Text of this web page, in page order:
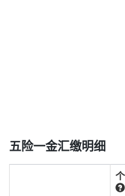
五险一金汇缴明细